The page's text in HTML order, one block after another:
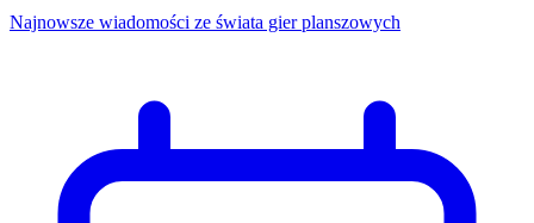
Najnowsze wiadomości ze świata gier planszowych